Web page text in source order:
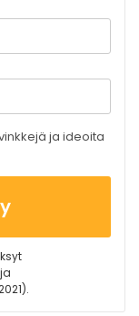
ja ideoita